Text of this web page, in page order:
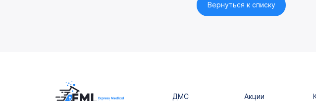
Вернуться к списку
ДМС
Акции